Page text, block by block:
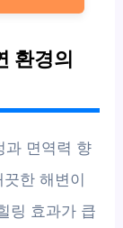
환경의
과 면역력 향
한 해변이
링 효과가 큽